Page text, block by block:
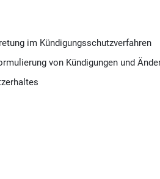
im Kündigungsschutzverfahren
von Kündigungen und